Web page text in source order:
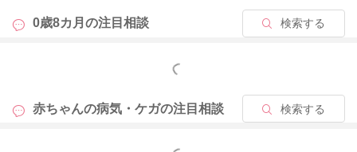
0歳8カ月の注目相談 検索する
もっと見る
赤ちゃんの病気・ケガの注目相談 検索する